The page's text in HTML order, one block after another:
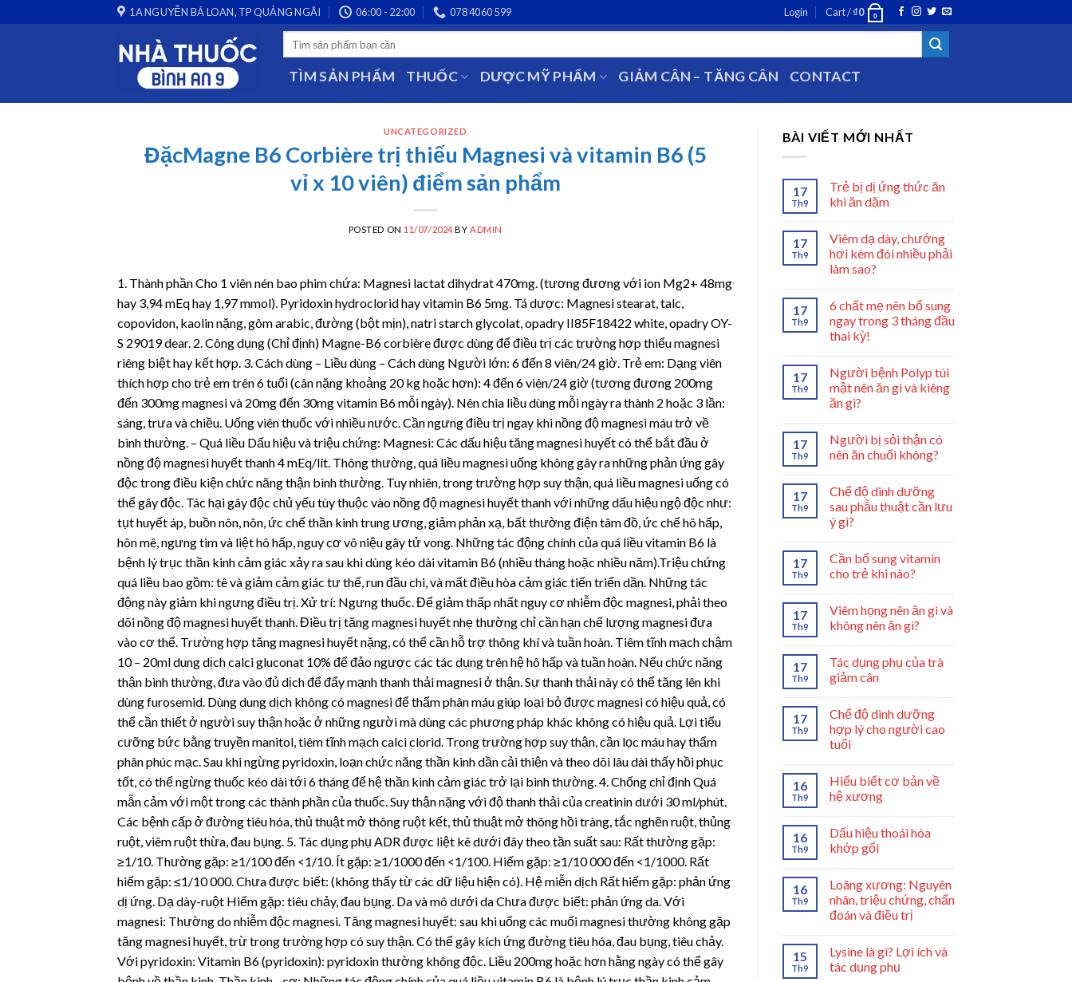
to
1A NGUYỄN BÁ LOAN, TP QUẢNG NGÃI 06:00 - 22:00 078 4060 599 Login Cart /₫0 0
TÌM SẢN PHẨM THUỐC DƯỢC MỸ PHẨM GIẢM CÂN – TĂNG CÂN CONTACT
UNCATEGORIZED
ĐặcMagne B6 Corbière trị thiếu Magnesi và vitamin B6 (5
vỉ x 10 viên) điểm sản phẩm
POSTED ON 11/07/2024 BY ADMIN
1. Thành phần Cho 1 viên nén bao phim chứa: Magnesi lactat dihydrat 470mg. (tương đương với ion Mg2+ 48mg
hay 3,94 mEq hay 1,97 mmol). Pyridoxin hydroclorid hay vitamin B6 5mg. Tá dược: Magnesi stearat, talc,
copovidon, kaolin nặng, gôm arabic, đường (bột mịn), natri starch glycolat, opadry II85F18422 white, opadry OY-
S 29019 dear. 2. Công dụng (Chỉ định) Magne-B6 corbière được dùng để điều trị các trường hợp thiếu magnesi
riêng biệt hay kết hợp. 3. Cách dùng – Liều dùng – Cách dùng Người lớn: 6 đến 8 viên/24 giờ. Trẻ em: Dạng viên
thích hợp cho trẻ em trên 6 tuổi (cân nặng khoảng 20 kg hoặc hơn): 4 đến 6 viên/24 giờ (tương đương 200mg
đến 300mg magnesi và 20mg đến 30mg vitamin B6 mỗi ngày). Nên chia liều dùng mỗi ngày ra thành 2 hoặc 3 lần:
sáng, trưa và chiều. Uống viên thuốc với nhiều nước. Cần ngưng điều trị ngay khi nồng độ magnesi máu trở về
bình thường. – Quá liều Dấu hiệu và triệu chứng: Magnesi: Các dấu hiệu tăng magnesi huyết có thể bắt đầu ở
nồng độ magnesi huyết thanh 4 mEq/lít. Thông thường, quá liều magnesi uống không gây ra những phản ứng gây
độc trong điều kiện chức năng thận bình thường. Tuy nhiên, trong trường hợp suy thận, quá liều magnesi uống có
thể gây độc. Tác hại gây độc chủ yếu tùy thuộc vào nồng độ magnesi huyết thanh với những dấu hiệu ngộ độc như:
tụt huyết áp, buồn nôn, nôn, ức chế thần kinh trung ương, giảm phản xạ, bất thường điện tâm đồ, ức chế hô hấp,
hôn mê, ngưng tim và liệt hô hấp, nguy cơ vô niệu gây tử vong. Những tác động chính của quá liều vitamin B6 là
bệnh lý trục thần kinh cảm giác xảy ra sau khi dùng kéo dài vitamin B6 (nhiều tháng hoặc nhiều năm).Triệu chứng
quá liều bao gồm: tê và giảm cảm giác tư thế, run đầu chi, và mất điều hòa cảm giác tiến triển dần. Những tác
động này giảm khi ngưng điều trị. Xử trí: Ngưng thuốc. Để giảm thấp nhất nguy cơ nhiễm độc magnesi, phải theo
dõi nồng độ magnesi huyết thanh. Điều trị tăng magnesi huyết nhẹ thường chỉ cần hạn chế lượng magnesi đưa
vào cơ thể. Trường hợp tăng magnesi huyết nặng, có thể cần hỗ trợ thông khí và tuần hoàn. Tiêm tĩnh mạch chậm
10 – 20ml dung dịch calci gluconat 10% để đảo ngược các tác dụng trên hệ hô hấp và tuần hoàn. Nếu chức năng
thận bình thường, đưa vào đủ dịch để đẩy mạnh thanh thải magnesi ở thận. Sự thanh thải này có thể tăng lên khi
dùng furosemid. Dùng dung dịch không có magnesi để thẩm phân máu giúp loại bỏ được magnesi có hiệu quả, có
thể cần thiết ở người suy thận hoặc ở những người mà dùng các phương pháp khác không có hiệu quả. Lợi tiểu
cưỡng bức bằng truyền manitol, tiêm tĩnh mạch calci clorid. Trong trường hợp suy thận, cần lọc máu hay thẩm
phân phúc mạc. Sau khi ngừng pyridoxin, loạn chức năng thần kinh dần cải thiện và theo dõi lâu dài thấy hồi phục
tốt, có thể ngừng thuốc kéo dài tới 6 tháng để hệ thần kinh cảm giác trở lại bình thường. 4. Chống chỉ định Quá
mẫn cảm với một trong các thành phần của thuốc. Suy thận nặng với độ thanh thải của creatinin dưới 30 ml/phút.
Các bệnh cấp ở đường tiêu hóa, thủ thuật mở thông ruột kết, thủ thuật mở thông hồi tràng, tắc nghẽn ruột, thủng
ruột, viêm ruột thừa, đau bụng. 5. Tác dụng phụ ADR được liệt kê dưới đây theo tần suất sau: Rất thường gặp:
≥1/10. Thường gặp: ≥1/100 đến <1/10. Ít gặp: ≥1/1000 đến <1/100. Hiếm gặp: ≥1/10 000 đến <1/1000. Rất
hiếm gặp: ≤1/10 000. Chưa được biết: (không thấy từ các dữ liệu hiện có). Hệ miễn dịch Rất hiếm gặp: phản ứng
dị ứng. Dạ dày-ruột Hiếm gặp: tiêu chảy, đau bụng. Da và mô dưới da Chưa được biết: phản ứng da. Với
magnesi: Thường do nhiễm độc magnesi. Tăng magnesi huyết: sau khi uống các muối magnesi thường không gặp
tăng magnesi huyết, trừ trong trường hợp có suy thận. Có thể gây kích ứng đường tiêu hóa, đau bụng, tiêu chảy.
Với pyridoxin: Vitamin B6 (pyridoxin): pyridoxin thường không độc. Liều 200mg hoặc hơn hằng ngày có thể gây
BÀI VIẾT MỚI NHẤT
17
Th9
Trẻ bị dị ứng thức ăn
khi ăn dặm
17
Th9
Viêm dạ dày, chướng
hơi kèm đói nhiều phải
làm sao?
17
Th9
6 chất mẹ nên bổ sung
ngay trong 3 tháng đầu
thai kỳ!
17
Th9
Người bệnh Polyp túi
mật nên ăn gì và kiêng
ăn gì?
17
Th9
Người bị sỏi thận có
nên ăn chuối không?
17
Th9
Chế độ dinh dưỡng
sau phẫu thuật cần lưu
ý gì?
17
Th9
Cần bổ sung vitamin
cho trẻ khi nào?
17
Th9
Viêm họng nên ăn gì và
không nên ăn gì?
17
Th9
Tác dụng phụ của trà
giảm cân
17
Th9
Chế độ dinh dưỡng
hợp lý cho người cao
tuổi
16
Th9
Hiểu biết cơ bản về
hệ xương
16
Th9
Dấu hiệu thoái hóa
khớp gối
16
Th9
Loãng xương: Nguyên
nhân, triệu chứng, chẩn
đoán và điều trị
15
Th9
Lysine là gì? Lợi ích và
tác dụng phụ